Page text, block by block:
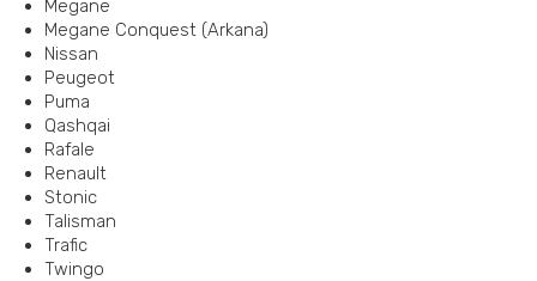
Megane
Megane Conquest (Arkana)
Nissan
Peugeot
Puma
Qashqai
Rafale
Renault
Stonic
Talisman
Trafic
Twingo